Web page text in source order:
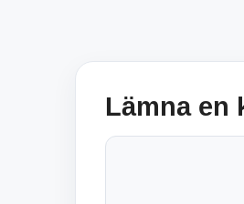
Lämna en
Kommentar